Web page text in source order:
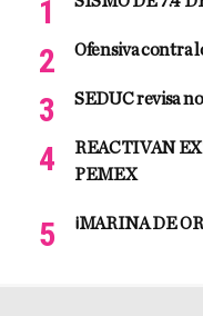
Ofensiva contra
SEDUC revisa
REACTIVAN
PEMEX
¡MARINA DE